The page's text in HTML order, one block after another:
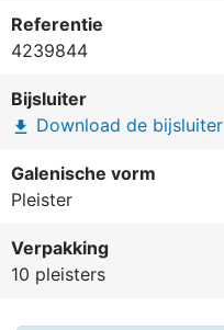
Referentie
4239844
Bijsluiter
file_download Download de bijsluiter
Galenische vorm
Pleister
Verpakking
10 pleisters